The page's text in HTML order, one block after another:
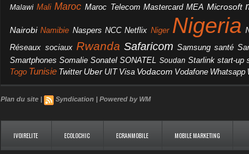
Malawi Mali Maroc Maroc Telecom Mastercard MEA Microsoft
Nairobi Namibie Naspers NCC Netflix Niger Nigeria
Réseaux sociaux Rwanda Safaricom Samsung santé
Smartphones Somalie Sonatel SONATEL Soudan Starlink start-up
Togo Tunisie Twitter Uber UIT Visa Vodacom Vodafone Whatsapp
Plan du site | Syndication | Powered by WM
IVOIRELITE ECOLOCHIC ECRANMOBILE MOBILE MARKETING